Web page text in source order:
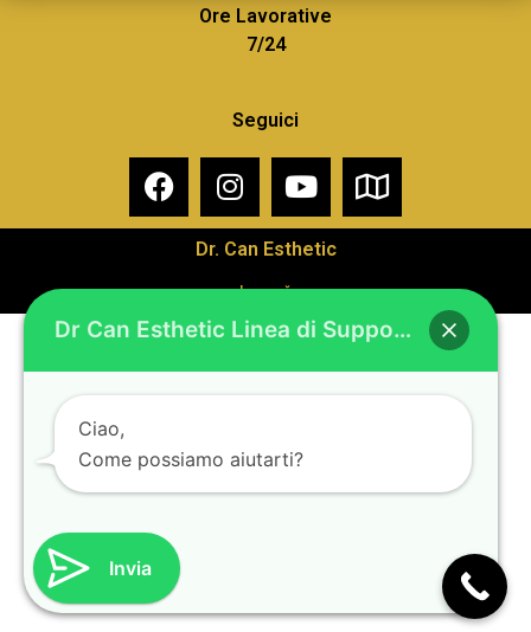
Ore Lavorative
7/24
Seguici
Dr. Can Esthetic
barçağ
Invia
Dr Can Esthetic Linea di Supporto WhatsApp
Ciao,
Come possiamo aiutarti?